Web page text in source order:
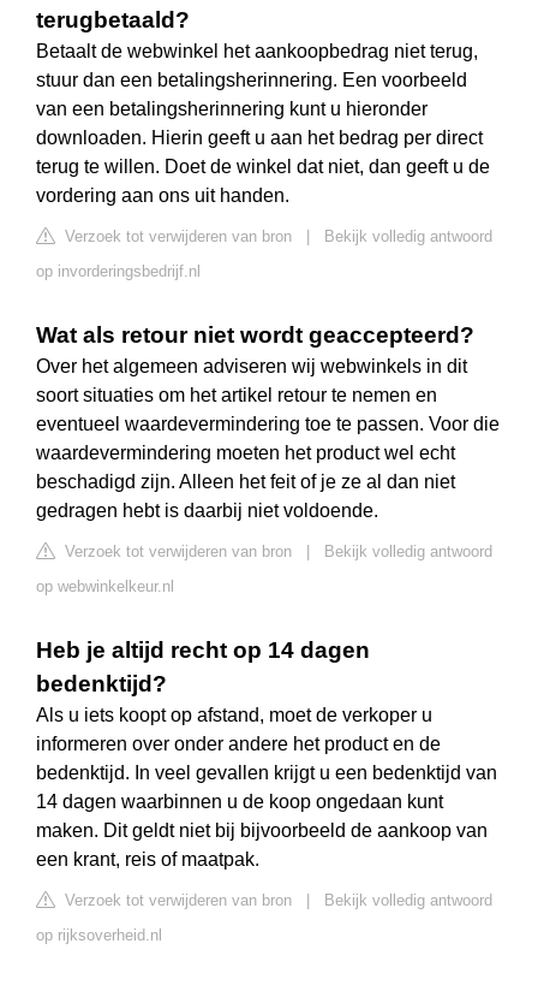
terugbetaald?
Betaalt de webwinkel het aankoopbedrag niet terug,
stuur dan een betalingsherinnering. Een voorbeeld
van een betalingsherinnering kunt u hieronder
downloaden. Hierin geeft u aan het bedrag per direct
terug te willen. Doet de winkel dat niet, dan geeft u de
vordering aan ons uit handen.
Verzoek tot verwijderen van bron
Bekijk volledig antwoord
op invorderingsbedrijf.nl
Wat als retour niet wordt geaccepteerd?
Over het algemeen adviseren wij webwinkels in dit
soort situaties om het artikel retour te nemen en
eventueel waardevermindering toe te passen. Voor die
waardevermindering moeten het product wel echt
beschadigd zijn. Alleen het feit of je ze al dan niet
gedragen hebt is daarbij niet voldoende.
Verzoek tot verwijderen van bron
Bekijk volledig antwoord
op webwinkelkeur.nl
Heb je altijd recht op 14 dagen
bedenktijd?
Als u iets koopt op afstand, moet de verkoper u
informeren over onder andere het product en de
bedenktijd. In veel gevallen krijgt u een bedenktijd van
14 dagen waarbinnen u de koop ongedaan kunt
maken. Dit geldt niet bij bijvoorbeeld de aankoop van
een krant, reis of maatpak.
Verzoek tot verwijderen van bron
Bekijk volledig antwoord
op rijksoverheid.nl